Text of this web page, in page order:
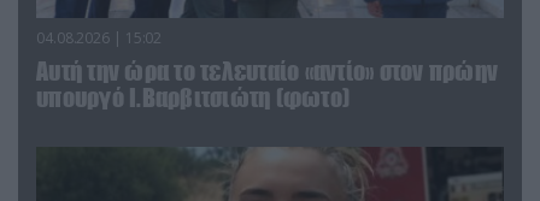
04.08.2026 | 15:02
Αυτή την ώρα το τελευταίο «αντίο» στον πρώην
υπουργό Ι.Βαρβιτσιώτη (φωτο)